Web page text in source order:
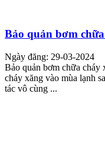
Bảo quản bơm
Ngày đăng: 29-03-2024
Bảo quản bơm chữa cháy
cháy xăng vào mùa lạnh
tác vô cùng ...